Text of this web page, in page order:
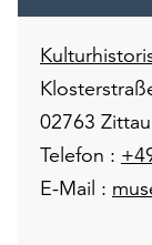
02763 Zittau
Telefon :
E-Mail :